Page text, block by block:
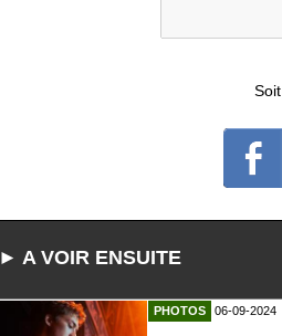
► A VOIR ENSUITE
PHOTOS 06-09-2024